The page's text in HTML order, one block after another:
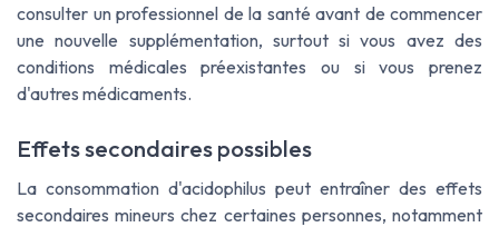
consulter un professionnel de la santé avant de commencer
une nouvelle supplémentation, surtout si vous avez des
conditions médicales préexistantes ou si vous prenez
d'autres médicaments.
Effets secondaires possibles
La consommation d'acidophilus peut entraîner des effets
secondaires mineurs chez certaines personnes, notamment